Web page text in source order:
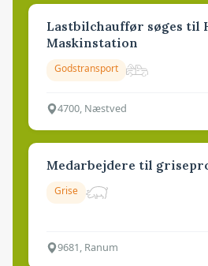
Lastbilchauffør søges til
Maskinstation
Godstransport
4700, Næstved
Medarbejdere til
Grise
9681, Ranum